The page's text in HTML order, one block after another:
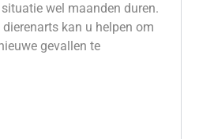
wel maanden duren.
kan u helpen om
gevallen te